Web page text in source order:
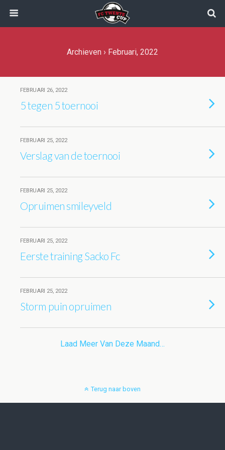
Archieven › Februari, 2022
FEBRUARI 26, 2022
5 tegen 5 toernooi
FEBRUARI 25, 2022
Verslag van de toernooi
FEBRUARI 25, 2022
Opruimen smileyveld
FEBRUARI 25, 2022
Eerste training Sacko Fc
FEBRUARI 25, 2022
Storm puin opruimen
Laad Meer Van Deze Maand…
Terug naar boven